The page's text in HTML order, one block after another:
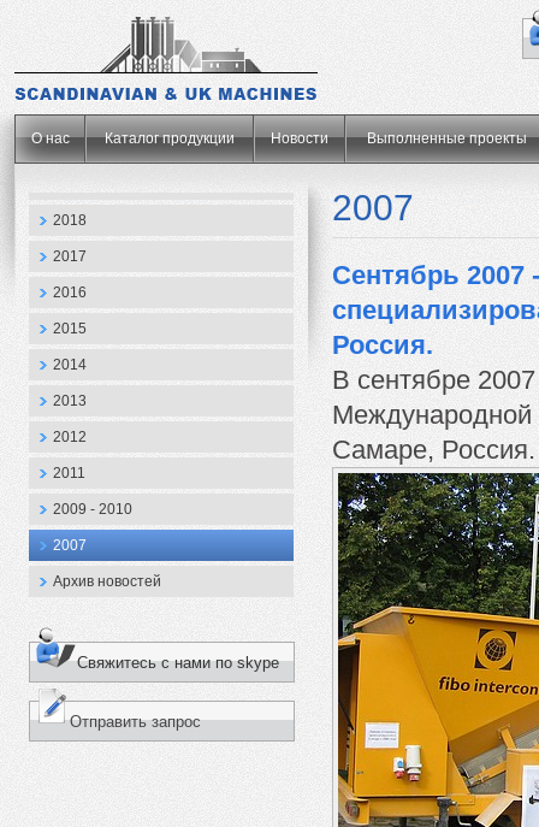
О нас Каталог продукции Новости Выполненные проекты
2018
2017
2016
2015
2014
2013
2012
2011
2009 - 2010
2007
Архив новостей
Свяжитесь с нами по skype
Отправить запрос
2007
Сентябрь 2007
Россия.
В сентябре
Международной
Самаре, Россия.